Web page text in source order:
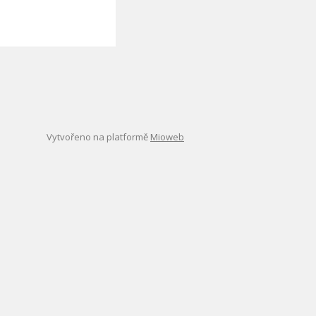
Vytvořeno na platformě Mioweb